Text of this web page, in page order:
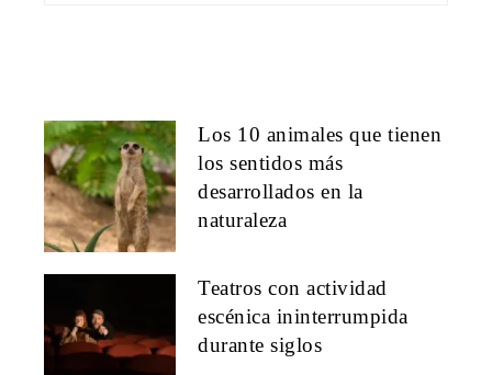
Los 10 animales que tienen
los sentidos más
desarrollados en la
naturaleza
Teatros con actividad
escénica ininterrumpida
durante siglos